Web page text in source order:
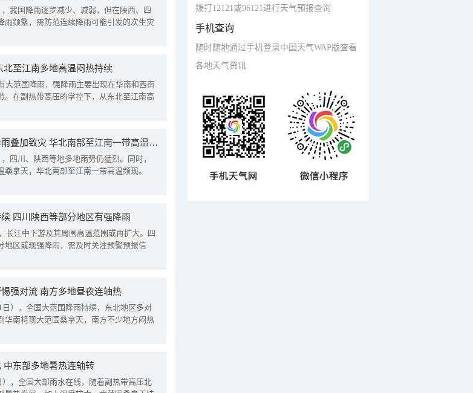
我国降雨逐步减少、减弱，但在陕西、四
雨频繁，需防范连续降雨可能引发的次生灾
至江南多地高温闷热持续
大范围降雨，强降雨主要出现在华南和西南
。在副热带高压的掌控下，从东北至江南高
四川陕西等地需警惕降雨叠加致灾 华北南部至江南一带高温频现
四川、陕西等地多地雨势仍猛烈。同时，
拿天，华北南部至江南一带高温频现。
四川陕西等部分地区有强降雨
长江中下游及其周围高温范围或再扩大。四
地区或现强降雨，需及时关注预警预报信
强对流 南方多地昼夜连轴热
），全国大范围降雨持续，东北地区多对
华南将现大范围桑拿天，南方不少地方闷热
中东部多地暑热连轴转
，全国大部雨水在线，随着副热带高压北
拨打12121或96121进行天气预报查询
手机查询
随时随地通过手机登录中国天气WAP版查看
各地天气资讯